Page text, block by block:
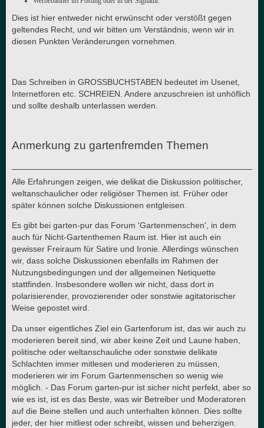
Dies ist hier entweder nicht erwünscht oder verstößt gegen
geltendes Recht, und wir bitten um Verständnis, wenn wir in
diesen Punkten Veränderungen vornehmen.
Das Schreiben in GROSSBUCHSTABEN bedeutet im Usenet,
Internetforen etc. SCHREIEN. Andere anzuschreien ist unhöflich
und sollte deshalb unterlassen werden.
Anmerkung zu gartenfremden Themen
Alle Erfahrungen zeigen, wie delikat die Diskussion politischer,
weltanschaulicher oder religiöser Themen ist. Früher oder
später können solche Diskussionen entgleisen.
Es gibt bei garten-pur das Forum 'Gartenmenschen', in dem
auch für Nicht-Gartenthemen Raum ist. Hier ist auch ein
gewisser Freiraum für Satire und Ironie. Allerdings wünschen
wir, dass solche Diskussionen ebenfalls im Rahmen der
Nutzungsbedingungen und der allgemeinen Netiquette
stattfinden. Insbesondere wollen wir nicht, dass dort in
polarisierender, provozierender oder sonstwie agitatorischer
Weise gepostet wird.
Da unser eigentliches Ziel ein Gartenforum ist, das wir auch zu
moderieren bereit sind, wir aber keine Zeit und Laune haben,
politische oder weltanschauliche oder sonstwie delikate
Schlachten immer mitlesen und moderieren zu müssen,
moderieren wir im Forum Gartenmenschen so wenig wie
möglich. - Das Forum garten-pur ist sicher nicht perfekt, aber so
wie es ist, ist es das Beste, was wir Betreiber und Moderatoren
auf die Beine stellen und auch unterhalten können. Dies sollte
jeder, der hier mitliest oder schreibt, wissen und beherzigen.